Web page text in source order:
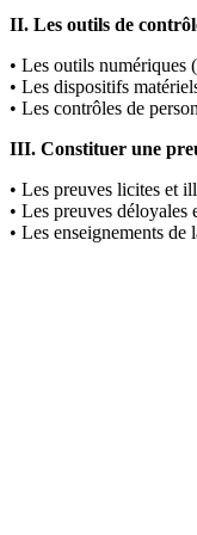
II. Les outils de
• Les outils numériques
• Les dispositifs
• Les contrôles de
III. Constituer une
• Les preuves licites et
• Les preuves déloyales
• Les enseignements de